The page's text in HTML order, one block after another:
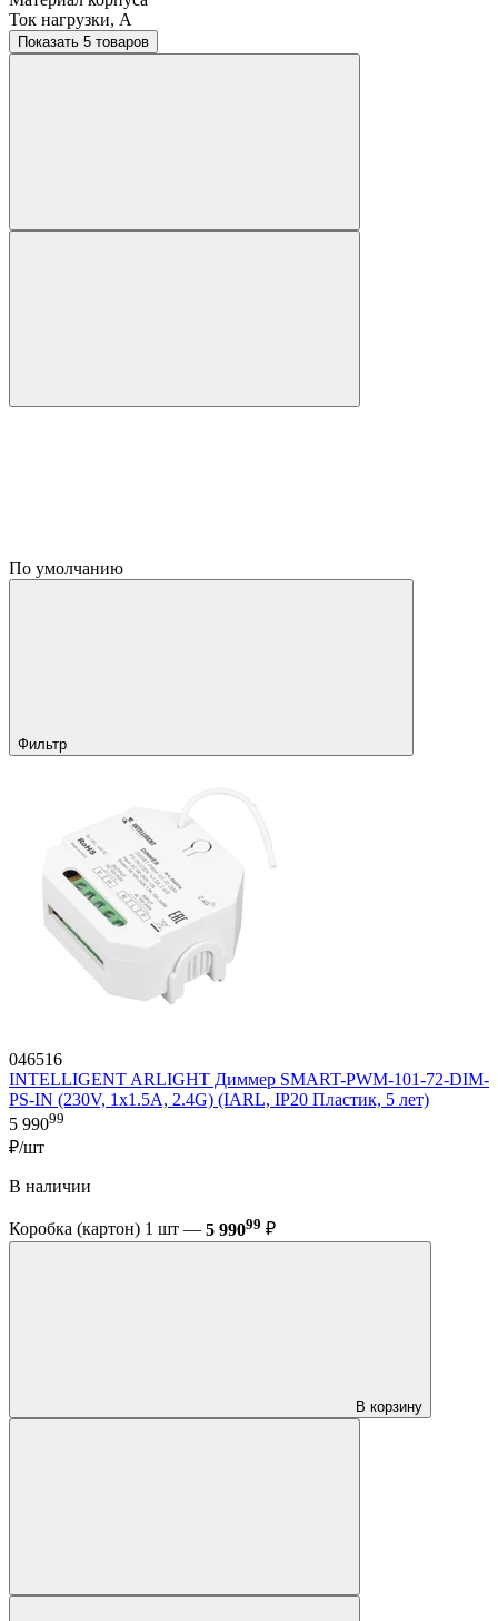
Ток нагрузки, A
Показать 5 товаров
По умолчанию
Фильтр
046516
INTELLIGENT ARLIGHT Диммер SMART-PWM-101-72-DIM-
PS-IN (230V, 1x1.5A, 2.4G) (IARL, IP20 Пластик, 5 лет)
5 99099
₽/шт
В наличии
Коробка (картон) 1 шт — 5 99099 ₽
В корзину